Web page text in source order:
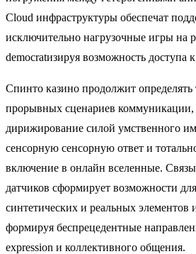
Cloud инфраструктуры обеспечат
исключительно нагрузочные игры на
democratизируя возможность доступа
Спинто казино продолжит
прорывных сценариев коммуникации,
дирижирование силой умственного
сенсорную сенсорную ответ и
включение в онлайн вселенные.
датчиков сформирует возможности
синтетических и реальных элементов
формируя беспрецедентные
expression и коллективного общения.